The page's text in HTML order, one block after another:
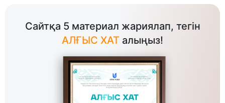
Сайтқа 5 материал жариялап, тегін
АЛҒЫС ХАТ алыңыз!